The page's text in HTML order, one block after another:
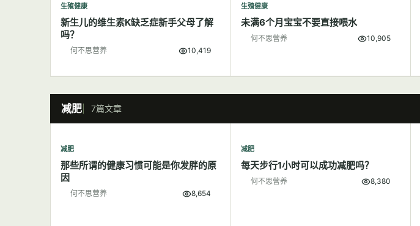
生殖健康
新生儿的维生素K缺乏症新手父母了解
吗？
何不思营养 10,419
生殖健康
未满6个月宝宝不要直接喂水
何不思营养 10,905
减肥 7篇文章
减肥
那些所谓的健康习惯可能是你发胖的原
因
何不思营养 8,654
减肥
每天步行1小时可以成功减肥吗？
何不思营养 8,380